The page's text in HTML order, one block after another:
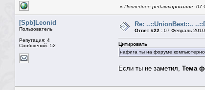
« Последнее редактирование: 07
[Spb]Leonid
Пользователь
Репутация: 4
Сообщений: 52
Re: ..::UnionBest::..
Ответ #22 : 07 Февраль
Цитировать
нафига ты на форуме
Если ты не заметил, Тема